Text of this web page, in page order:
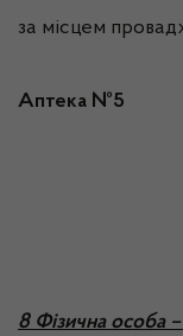
за місцем
Аптека №5
8 Фізична особа